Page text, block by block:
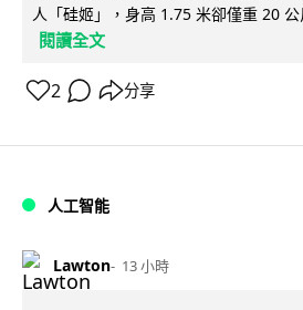
人「硅姬」，身高 1.75 米卻僅重 20
閱讀全文
2 分享
人工智能
Lawton 13 小時